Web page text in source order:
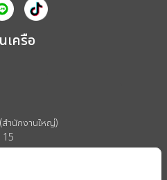
เครือ
ำนักงานใหญ่)
15
ทุมวัน กรุงเทพมหานคร 10330